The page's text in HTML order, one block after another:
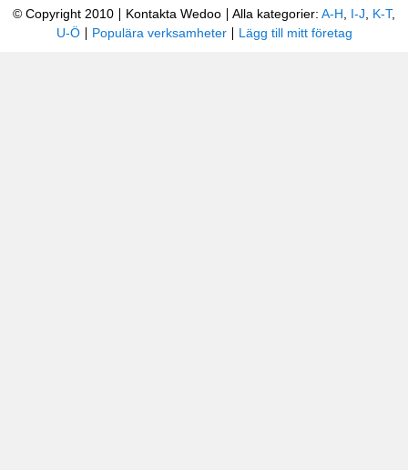
© Copyright 2010 Kontakta Wedoo Alla kategorier: A-H I-J K-T,
U-Ö
Populära verksamheter Lägg till mitt företag